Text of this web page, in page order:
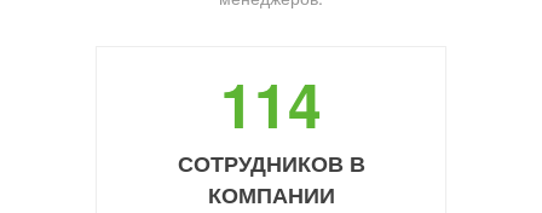
114
СОТРУДНИКОВ В
КОМПАНИИ